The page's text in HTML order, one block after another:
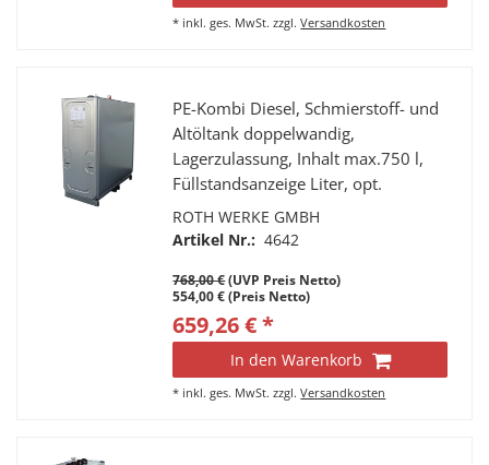
* inkl. ges. MwSt. zzgl.Versandkosten
PE-Kombi Diesel, Schmierstoff- und
Altöltank doppelwandig,
Lagerzulassung, Inhalt max.750 l,
Füllstandsanzeige Liter, opt.
Leckanzeige, Stahlrohr-Fußgestell, 4
Tragegriffe, 4 Stutzen a 2” IG, Fabr.
ROTH WERKE GMBH
Artikel Nr.: 4642
768,00 €(UVP Preis Netto)
554,00 € (Preis Netto)
659,26 € *
In den Warenkorb
* inkl. ges. MwSt. zzgl.Versandkosten